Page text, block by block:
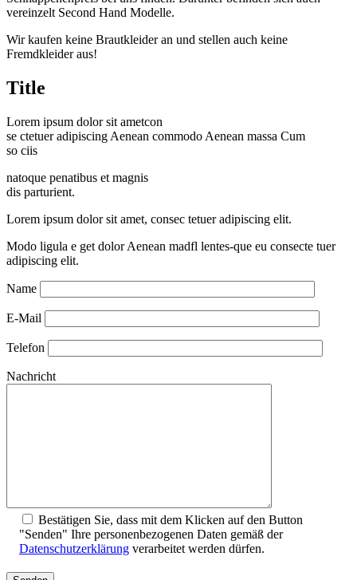
vereinzelt Second Hand Modelle.
Wir kaufen keine Brautkleider an und stellen auch keine
Fremdkleider aus!
Title
Lorem ipsum dolor sit ametcon
se ctetuer adipiscing Aenean commodo Aenean massa Cum
so ciis
natoque penatibus et magnis
dis parturient.
Lorem ipsum dolor sit amet, consec tetuer adipiscing elit.
Modo ligula e get dolor Aenean madfl lentes-que eu consecte tuer
adipiscing elit.
Name
E-Mail
Telefon
Nachricht
Bestätigen Sie, dass mit dem Klicken auf den Button
"Senden" Ihre personenbezogenen Daten gemäß der
Datenschutz­erklärung verarbeitet werden dürfen.